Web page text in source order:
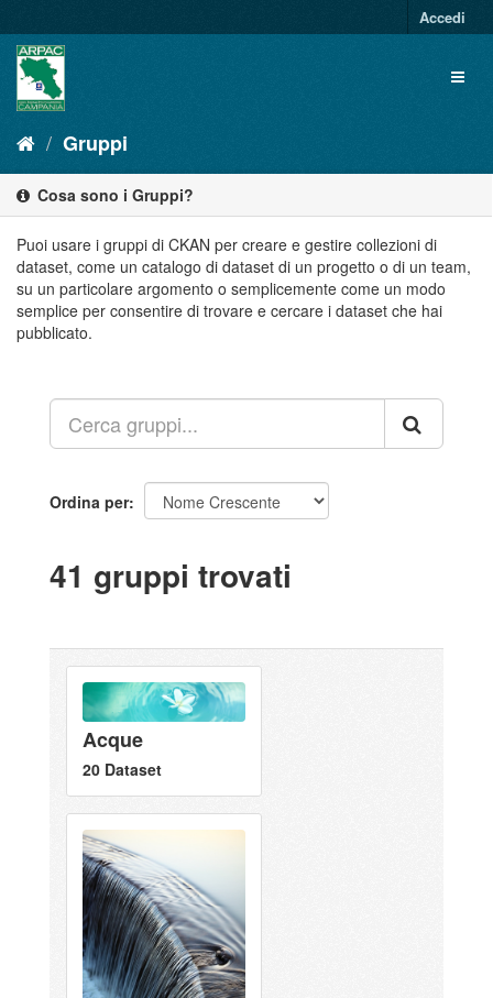
al
contenuto
Accedi
Gruppi
Cosa sono i Gruppi?
Puoi usare i gruppi di CKAN per creare e gestire collezioni di
dataset, come un catalogo di dataset di un progetto o di un team,
su un particolare argomento o semplicemente come un modo
semplice per consentire di trovare e cercare i dataset che hai
pubblicato.
Ordina per
41 gruppi trovati
Acque
20 Dataset